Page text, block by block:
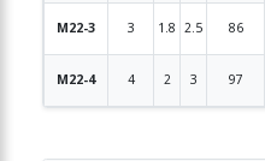
M22-3 3 1.8 2.5 86
M22-4 4 2 3 97